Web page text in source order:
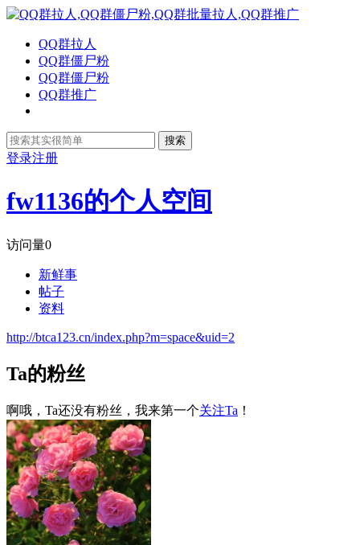
QQ群拉人
QQ群僵尸粉
QQ群僵尸粉
QQ群推广
搜索
登录注册
fw1136的个人空间
访问量0
新鲜事
帖子
资料
http://btca123.cn/index.php?m=space&uid=2
Ta的粉丝
啊哦，Ta还没有粉丝，我来第一个关注Ta ！